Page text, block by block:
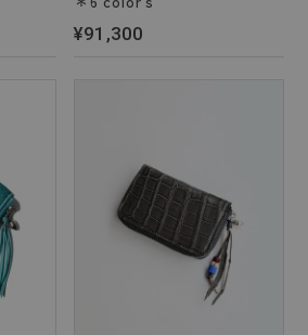
¥91,300